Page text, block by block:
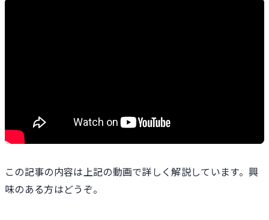
この記事の内容は上記の動画で詳しく解説しています。興
味のある方はどうぞ。